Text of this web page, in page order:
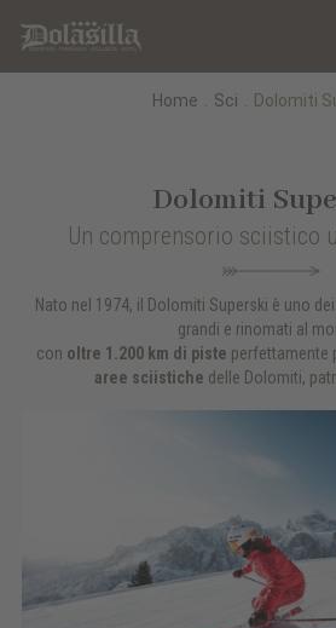
Home Sci Dolomiti
Dolomiti
Un comprensorio sciistico
Nato nel 1974, il Dolomiti Superski è uno
grandi e rinomati al
con oltre 1.200 km di piste perfettamente
aree sciistiche delle Dolomiti,